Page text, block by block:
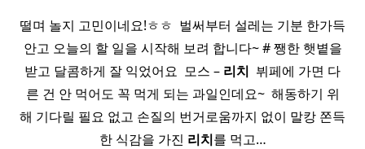
떨며 놀지 고민이네요!ㅎㅎ ​ 벌써부터 설레는 기분 한가득
안고 오늘의 할 일을 시작해 보려 합니다~ # 쨍한 햇볕을
받고 달콤하게 잘 익었어요 ​ 모스 – 리치 ​ 뷔페에 가면 다
른 건 안 먹어도 꼭 먹게 되는 과일인데요~ ​ 해동하기 위
해 기다릴 필요 없고 손질의 번거로움까지 없이 말캉 쫀득
한 식감을 가진 리치를 먹고…